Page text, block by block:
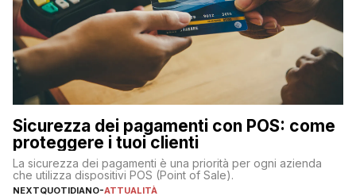
Sicurezza dei pagamenti con POS: come
proteggere i tuoi clienti
La sicurezza dei pagamenti è una priorità per ogni azienda
che utilizza dispositivi POS (Point of Sale).
NEXTQUOTIDIANO-ATTUALITÀ